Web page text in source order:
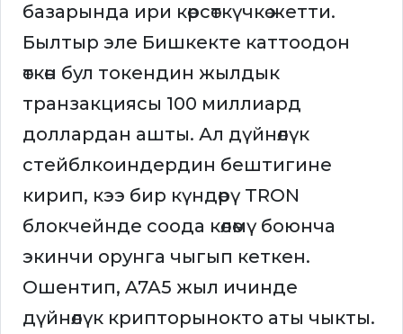
базарында ири көрсөткүчкө жетти.
Былтыр эле Бишкекте каттоодон
өткөн бул токендин жылдык
транзакциясы 100 миллиард
доллардан ашты. Ал дүйнөлүк
стейблкоиндердин бештигине
кирип, кээ бир күндөрү TRON
блокчейнде соода көлөмү боюнча
экинчи орунга чыгып кеткен.
Ошентип, A7A5 жыл ичинде
дүйнөлүк крипторынокто аты чыкты.